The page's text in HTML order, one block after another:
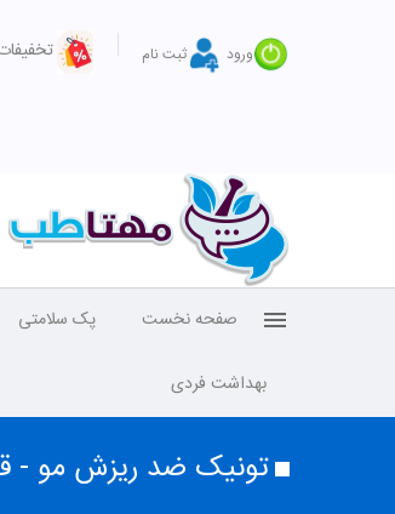
ورود ثبت نام
صفحه نخست پک سلامتی
بهداشت فردی
تونیک ضد ریزش مو -